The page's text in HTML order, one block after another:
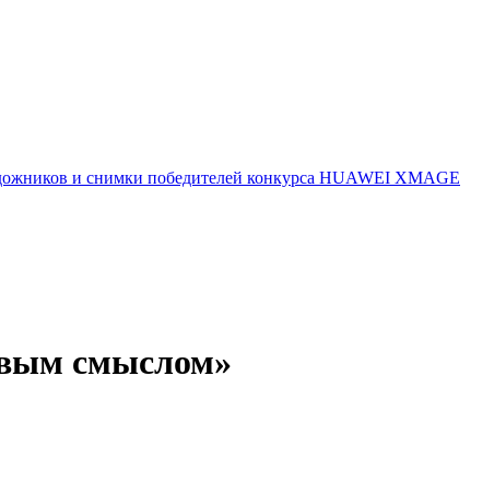
и снимки победителей конкурса HUAWEI XMAGE
смыслом»